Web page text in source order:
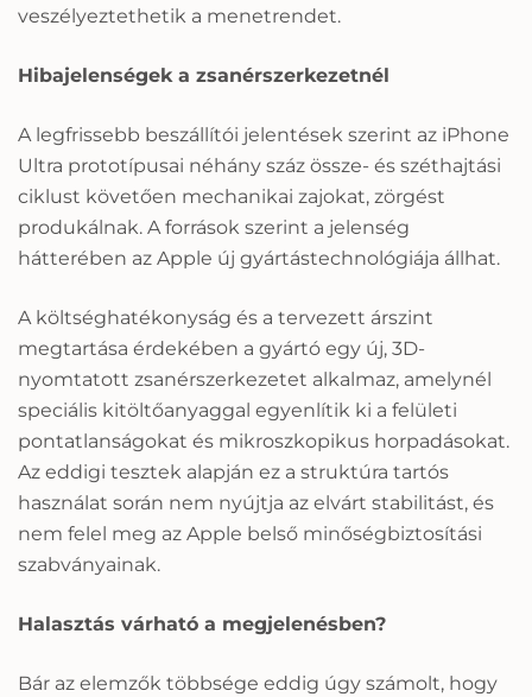
veszélyeztethetik a menetrendet.
Hibajelenségek a zsanérszerkezetnél
A legfrissebb beszállítói jelentések szerint az iPhone
Ultra prototípusai néhány száz össze- és széthajtási
ciklust követően mechanikai zajokat, zörgést
produkálnak. A források szerint a jelenség
hátterében az Apple új gyártástechnológiája állhat.
A költséghatékonyság és a tervezett árszint
megtartása érdekében a gyártó egy új, 3D-
nyomtatott zsanérszerkezetet alkalmaz, amelynél
speciális kitöltőanyaggal egyenlítik ki a felületi
pontatlanságokat és mikroszkopikus horpadásokat.
Az eddigi tesztek alapján ez a struktúra tartós
használat során nem nyújtja az elvárt stabilitást, és
nem felel meg az Apple belső minőségbiztosítási
szabványainak.
Halasztás várható a megjelenésben?
Bár az elemzők többsége eddig úgy számolt, hogy